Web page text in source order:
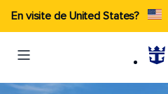
En visite de United States?